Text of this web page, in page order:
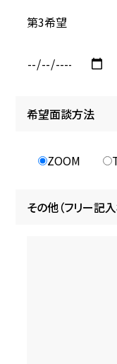
第3希望
希望面談方法
ZOOM
その他（フリー記入